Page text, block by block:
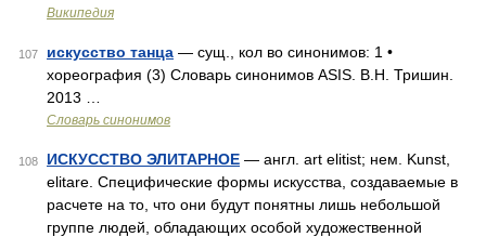
Википедия
107 искусство танца — сущ., кол во синонимов: 1 •
хореография (3) Словарь синонимов ASIS. В.Н. Тришин.
2013 …
Словарь синонимов
108 ИСКУССТВО ЭЛИТАРНОЕ — англ. art elitist; нем. Kunst,
elitare. Специфические формы искусства, создаваемые в
расчете на то, что они будут понятны лишь небольшой
группе людей, обладающих особой художественной